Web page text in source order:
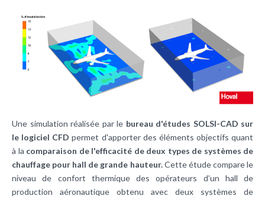
Une simulation réalisée par le bureau d'études SOLSI-CAD sur
le logiciel CFD permet d'apporter des éléments objectifs quant
à la comparaison de l'efficacité de deux types de systèmes de
chauffage pour hall de grande hauteur.Cette étude compare le
niveau de confort thermique des opérateurs d’un hall de
production aéronautique obtenu avec deux systèmes de